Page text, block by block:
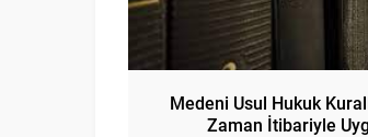
Medeni Usul Hukuk
Zaman İtibariyle